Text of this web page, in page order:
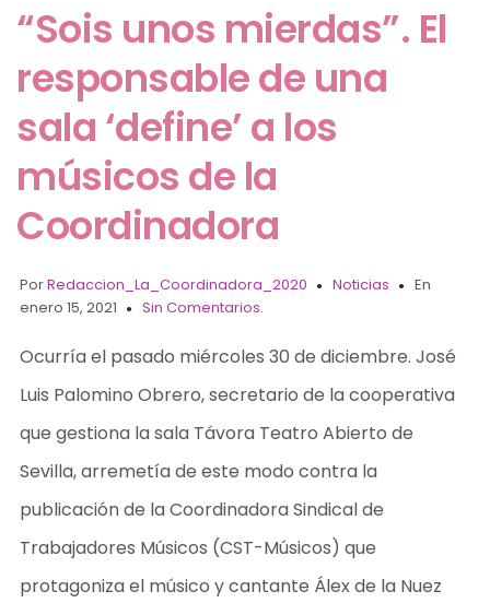
“Sois unos mierdas”. El
responsable de una
sala ‘define’ a los
músicos de la
Coordinadora
PorRedaccion_La_Coordinadora_2020 Noticias
En
enero 15, 2021
Sin Comentarios.
Ocurría el pasado miércoles 30 de diciembre. José
Luis Palomino Obrero, secretario de la cooperativa
que gestiona la sala Távora Teatro Abierto de
Sevilla, arremetía de este modo contra la
publicación de la Coordinadora Sindical de
Trabajadores Músicos (CST-Músicos) que
protagoniza el músico y cantante Álex de la Nuez